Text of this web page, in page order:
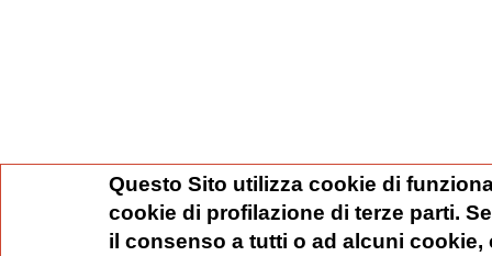
Questo Sito utilizza cookie di
cookie di profilazione di terze parti.
il consenso a tutti o ad alcuni